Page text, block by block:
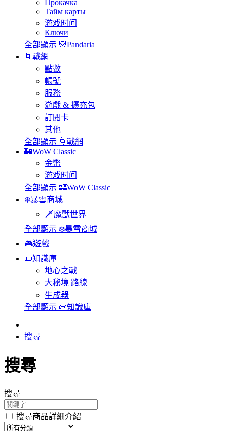
Прокачка
Тайм карты
游戏时间
Ключи
全部顯示 🐼Pandaria
🌀戰網
點數
帳號
服務
遊戲 & 擴充包
訂閱卡
其他
全部顯示 🌀戰網
🏰WoW Classic
金幣
游戏时间
全部顯示 🏰WoW Classic
❄️暴雪商城
🗡️魔獸世界
全部顯示 ❄️暴雪商城
🎮遊戲
📜知識庫
地心之戰
大秘境 路線
生成器
全部顯示 📜知識庫
搜尋
搜尋
搜尋
搜尋商品詳細介紹